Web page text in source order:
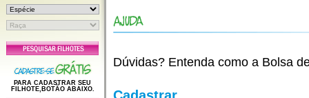
PARA CADASTRAR SEU
FILHOTE,BOTÃO ABAIXO.
Dúvidas? Entenda como a Bolsa